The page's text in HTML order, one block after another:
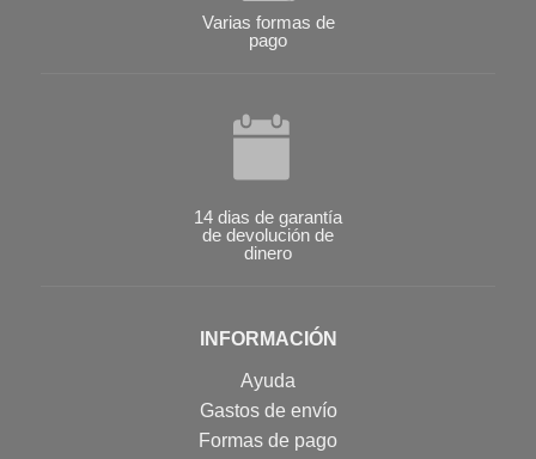
Varias formas de
pago
14 dias de garantía
de devolución de
dinero
INFORMACIÓN
Ayuda
Gastos de envío
Formas de pago